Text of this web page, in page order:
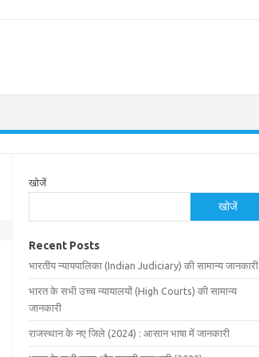
खोजें
खोजें
Recent Posts
भारतीय न्यायपालिका (Indian Judiciary) की सामान्य जानकारी
भारत के सभी उच्च न्यायालयों (High Courts) की सामान्य
जानकारी
राजस्थान के नए जिले (2024) : आसान भाषा में जानकारी